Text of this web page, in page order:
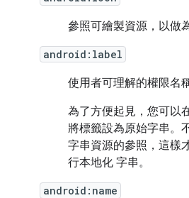
參照可繪製資源，以做
android:label
使用者可理解的權限名稱
為了方便起見，您可以
將標籤設為原始字串。
字串資源的參照，這樣
行本地化 字串。
android:name